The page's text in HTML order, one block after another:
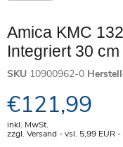
Amica KMC
Integriert 30
SKU 10900962-0
Aktueller Preis
€121,99
inkl. MwSt.
zzgl. Versand - vsl. 5,99 EUR-